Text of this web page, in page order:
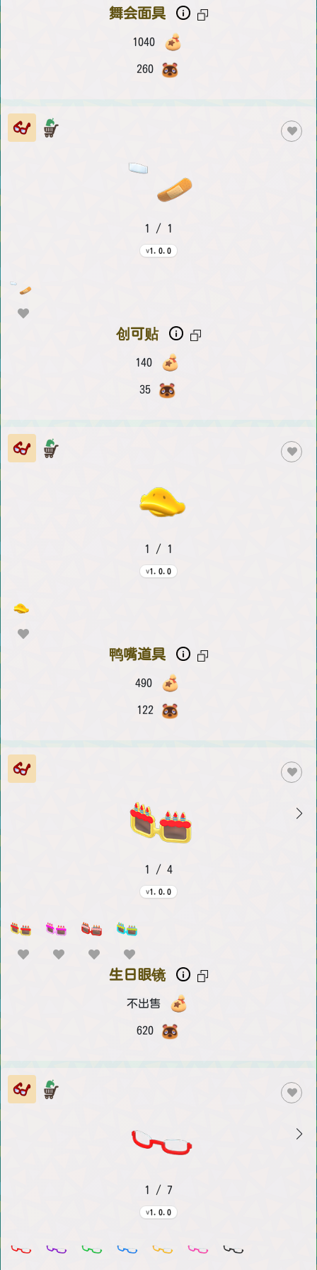
舞会面具
1040
260
1 / 1
1.0.0
创可贴
140
35
1 / 1
1.0.0
鸭嘴道具
490
122
1 / 4
1.0.0
生日眼镜
不出售
620
1 / 7
1.0.0